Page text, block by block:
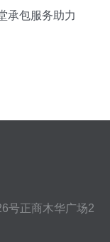
承包服务助力
号正商木华广场2